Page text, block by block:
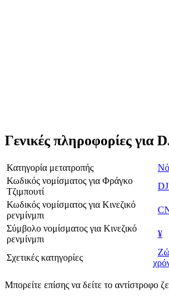
Γενικές πληροφορίες για
Κατηγορία μετατροπής
Κωδικός νομίσματος για Φράγκο
Τζιμπουτί
Κωδικός νομίσματος για Κινεζικό
ρενμίνμπι
Σύμβολο νομίσματος για Κινεζικό
ρενμίνμπι
¥
Σχετικές κατηγορίες
Μπορείτε επίσης να δείτε το αντίστροφο